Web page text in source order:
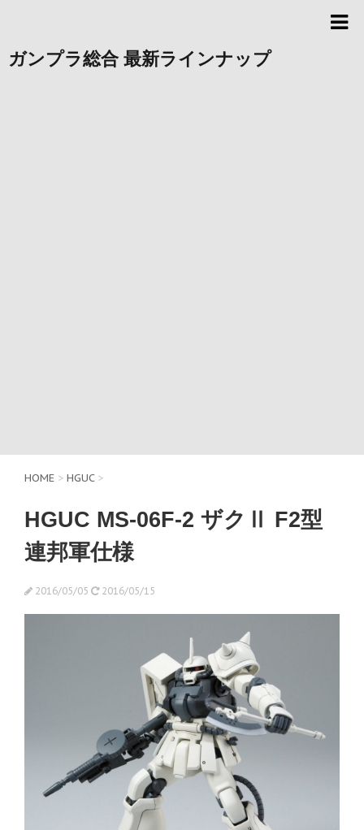
ガンプラ総合 最新ラインナップ
HOME > HGUC >
HGUC MS-06F-2 ザクⅡ F2型
連邦軍仕様
2016/05/05 2016/05/15